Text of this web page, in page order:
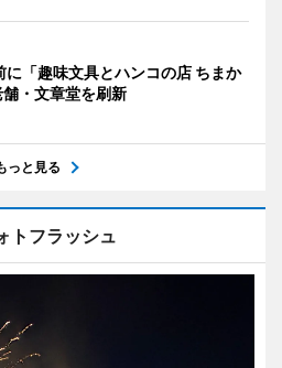
に「趣味文具とハンコの店 ちまか
・文章堂を刷新
っと見る
トフラッシュ